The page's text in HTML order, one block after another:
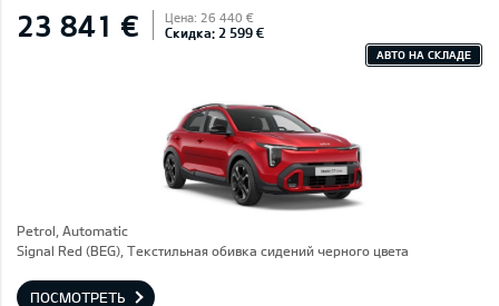
23 841 € Цена: 26 440 €
Скидка: 2 599 €
АВТО НА СКЛАДЕ
Petrol, Automatic
Signal Red (BEG), Текстильная обивка сидений черного цвета
ПОСМОТРЕТЬ